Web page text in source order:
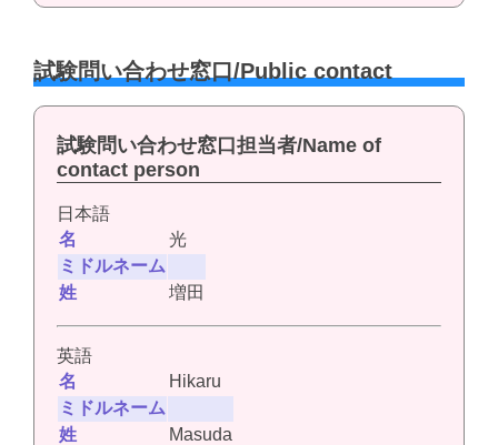
試験問い合わせ窓口/Public contact
試験問い合わせ窓口担当者/Name of
contact person
日本語
名
光
ミドルネーム
姓
増田
英語
名
Hikaru
ミドルネーム
姓
Masuda